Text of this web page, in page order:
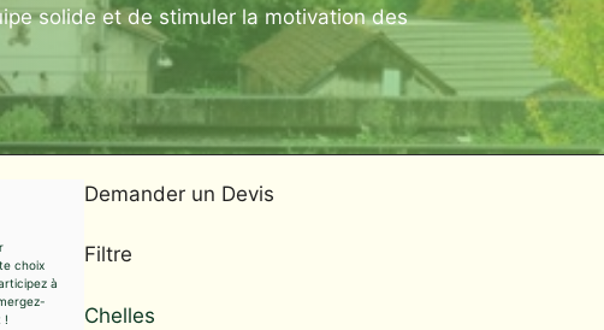
solide et de stimuler la motivation des
choix
à
!
Demander un Devis
Filtre
Chelles